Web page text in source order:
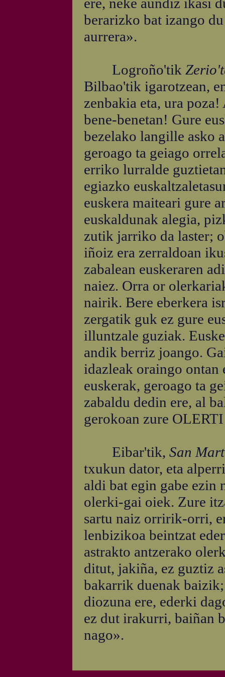
berarizko bat izango
aurrera».
Logroño'tik
Bilbao'tik igarotzean,
zenbakia eta, ura
bene-benetan! Gure
bezelako langille asko
geroago ta geiago
erriko lurralde
egiazko
euskera maiteari gure
euskaldunak alegia,
zutik jarriko da laster;
iñoiz era zerraldoan
zabalean euskeraren
naiez. Orra or
nairik. Bere eberkera
zergatik guk ez gure
illuntzale guziak.
andik berriz joango.
idazleak oraingo
euskerak, geroago ta
zabaldu dedin ere, al
gerokoan zure
Eibar'tik, San
txukun dator, eta
aldi bat egin gabe ezin
olerki-gai oiek. Zure
sartu naiz orririk-orri,
lenbizikoa beintzat
astrakto antzerako
ditut, jakiña, ez guztiz
bakarrik duenak
diozuna ere, ederki
ez dut irakurri, baiñan
nago».